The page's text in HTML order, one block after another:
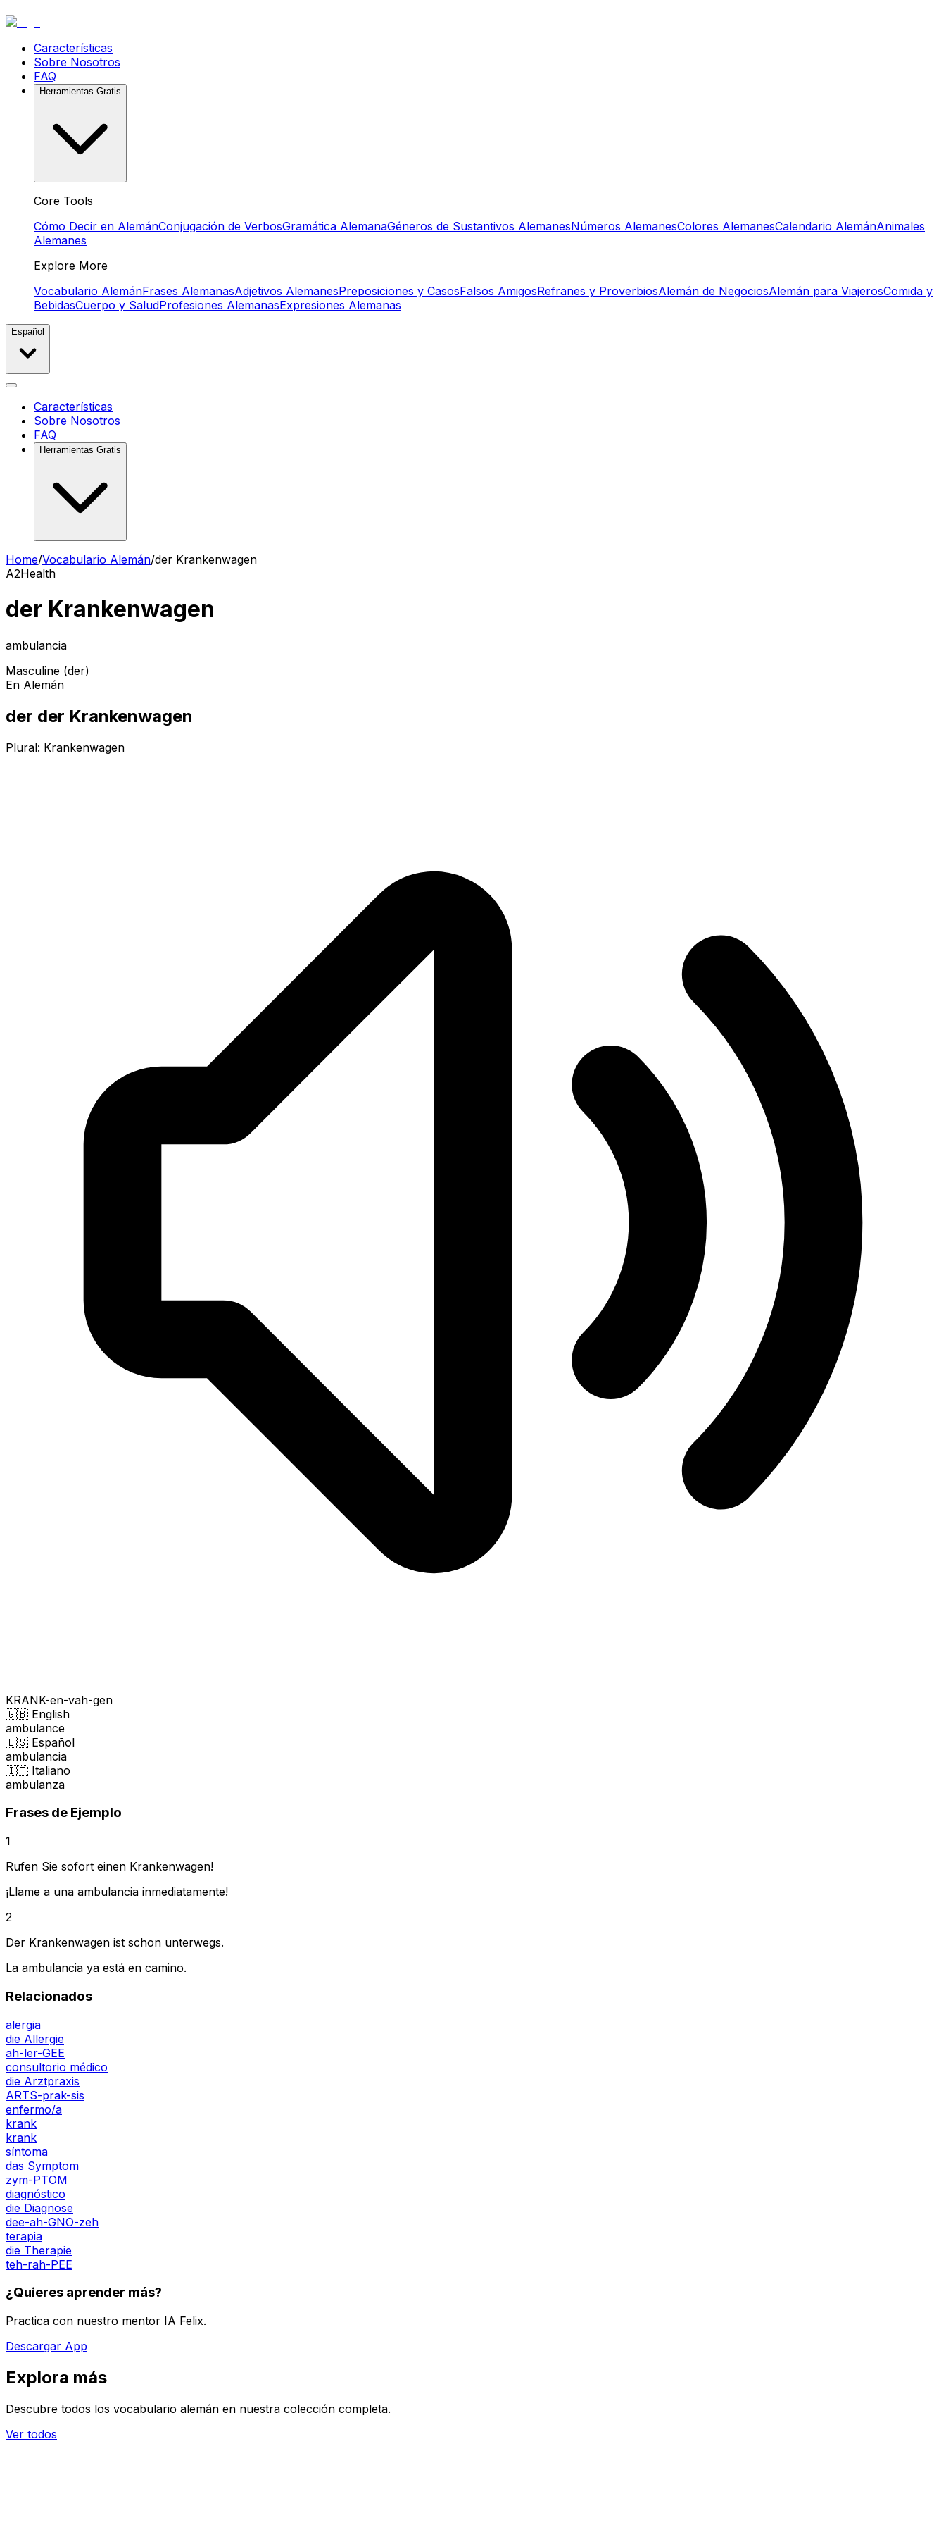
Características
Sobre Nosotros
FAQ
Herramientas Gratis
Core Tools
Cómo Decir en AlemánConjugación de VerbosGramática AlemanaGéneros de Sustantivos AlemanesNúmeros AlemanesColores AlemanesCalendario AlemánAnimales
Alemanes
Explore More
Vocabulario AlemánFrases AlemanasAdjetivos AlemanesPreposiciones y CasosFalsos AmigosRefranes y ProverbiosAlemán de NegociosAlemán para ViajerosComida y
BebidasCuerpo y SaludProfesiones AlemanasExpresiones Alemanas
Español
Características
Sobre Nosotros
FAQ
Herramientas Gratis
Home/Vocabulario Alemán/der Krankenwagen
A2Health
der Krankenwagen
ambulancia
Masculine (der)
En Alemán
der der Krankenwagen
Plural: Krankenwagen
KRANK-en-vah-gen
🇬🇧 English
ambulance
🇪🇸 Español
ambulancia
🇮🇹 Italiano
ambulanza
Frases de Ejemplo
1
Rufen Sie sofort einen Krankenwagen!
¡Llame a una ambulancia inmediatamente!
2
Der Krankenwagen ist schon unterwegs.
La ambulancia ya está en camino.
Relacionados
alergia
die Allergie
ah-ler-GEE
consultorio médico
die Arztpraxis
ARTS-prak-sis
enfermo/a
krank
krank
síntoma
das Symptom
zym-PTOM
diagnóstico
die Diagnose
dee-ah-GNO-zeh
terapia
die Therapie
teh-rah-PEE
¿Quieres aprender más?
Practica con nuestro mentor IA Felix.
Descargar App
Explora más
Descubre todos los vocabulario alemán en nuestra colección completa.
Ver todos